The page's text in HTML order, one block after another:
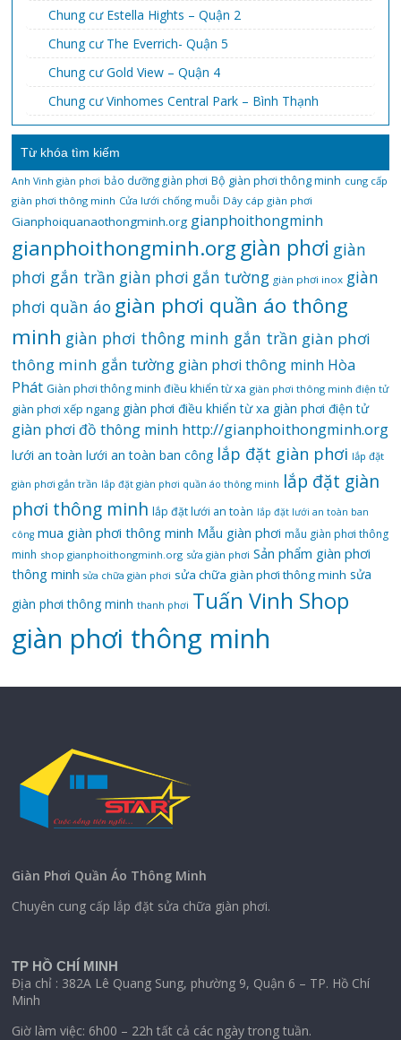
Chung cư Estella Hights – Quận 2
Chung cư The Everrich- Quận 5
Chung cư Gold View – Quận 4
Chung cư Vinhomes Central Park – Bình Thạnh
Từ khóa tìm kiếm
Anh Vinh giàn phơi bảo dưỡng giàn phơi Bộ giàn phơi thông minh cung cấp
giàn phơi thông minh Cửa lưới chống muỗi Dây cáp giàn phơi
Gianphoiquanaothongminh.org gianphoithongminh
gianphoithongminh.org giàn phơi giàn
phơi gắn trần giàn phơi gắn tường giàn phơi inox giàn
phơi quần áo giàn phơi quần áo thông
minh giàn phơi thông minh gắn trần giàn phơi
thông minh gắn tường giàn phơi thông minh Hòa
Phát Giàn phơi thông minh điều khiển từ xa giàn phơi thông minh điện tử
giàn phơi xếp ngang giàn phơi điều khiển từ xa giàn phơi điện tử
giàn phơi đồ thông minh http://gianphoithongminh.org
lưới an toàn lưới an toàn ban công lắp đặt giàn phơi lắp đặt
giàn phơi gắn trần lắp đặt giàn phơi quần áo thông minh lắp đặt giàn
phơi thông minh lắp đặt lưới an toàn lắp đặt lưới an toàn ban
công mua giàn phơi thông minh Mẫu giàn phơi mẫu giàn phơi thông
minh shop gianphoithongminh.org sửa giàn phơi Sản phẩm giàn phơi
thông minh sửa chữa giàn phơi sửa chữa giàn phơi thông minh sửa
giàn phơi thông minh thanh phơi Tuấn Vinh Shop
‌giàn‌ ‌phơi‌ ‌thông‌ ‌minh
Giàn Phơi Quần Áo Thông Minh
Chuyên cung cấp lắp đặt sửa chữa giàn phơi.
TP HỒ CHÍ MINH
Địa chỉ : 382A Lê Quang Sung, phường 9, Quận 6 – TP. Hồ Chí
Minh
Giờ làm việc: 6h00 – 22h tất cả các ngày trong tuần.